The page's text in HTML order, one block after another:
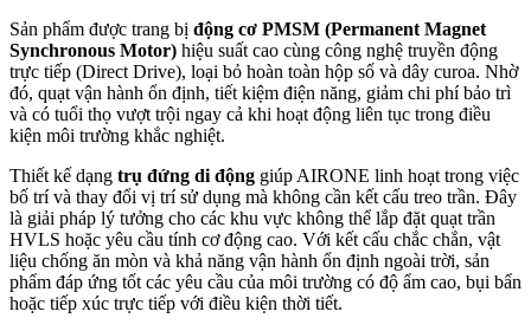
Sản phẩm được trang bị động cơ PMSM (Permanent Magnet
Synchronous Motor) hiệu suất cao cùng công nghệ truyền động
trực tiếp (Direct Drive), loại bỏ hoàn toàn hộp số và dây curoa. Nhờ
đó, quạt vận hành ổn định, tiết kiệm điện năng, giảm chi phí bảo trì
và có tuổi thọ vượt trội ngay cả khi hoạt động liên tục trong điều
kiện môi trường khắc nghiệt.
Thiết kế dạng trụ đứng di động giúp AIRONE linh hoạt trong việc
bố trí và thay đổi vị trí sử dụng mà không cần kết cấu treo trần. Đây
là giải pháp lý tưởng cho các khu vực không thể lắp đặt quạt trần
HVLS hoặc yêu cầu tính cơ động cao. Với kết cấu chắc chắn, vật
liệu chống ăn mòn và khả năng vận hành ổn định ngoài trời, sản
phẩm đáp ứng tốt các yêu cầu của môi trường có độ ẩm cao, bụi bẩn
hoặc tiếp xúc trực tiếp với điều kiện thời tiết.